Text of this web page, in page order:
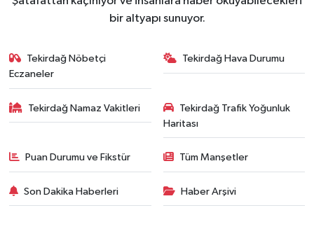
bir altyapı sunuyor.
Tekirdağ Nöbetçi
Eczaneler
Tekirdağ Hava Durumu
Tekirdağ Namaz Vakitleri
Tekirdağ Trafik Yoğunluk
Haritası
Puan Durumu ve Fikstür Tüm Manşetler
Son Dakika Haberleri Haber Arşivi